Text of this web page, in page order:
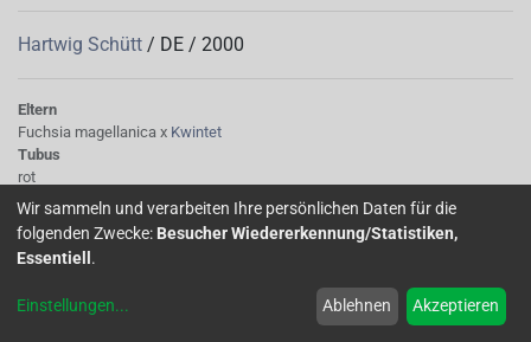
Hartwig Schütt / DE / 2000
Eltern
Fuchsia magellanica x Kwintet
Tubus
rot
Sepalen
rot
Korolle/Petalen
rot
dunkelgrün
Wir sammeln und verarbeiten Ihre persönlichen Daten für die
folgenden Zwecke: Besucher Wiedererkennung/Statistiken,
Essentiell .
Einstellungen... Ablehnen Akzeptieren